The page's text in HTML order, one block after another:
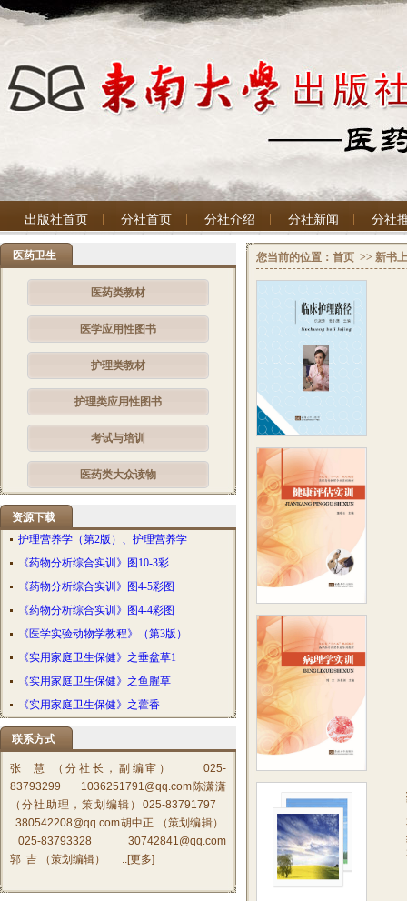
出版社首页 分社首页 分社介绍 分社新闻 分社
医药卫生
医药类教材
医学应用性图书
护理类教材
护理类应用性图书
考试与培训
医药类大众读物
资源下载
护理营养学（第2版）、护理营养学
《药物分析综合实训》图10-3彩
《药物分析综合实训》图4-5彩图
《药物分析综合实训》图4-4彩图
《医学实验动物学教程》（第3版）
《实用家庭卫生保健》之垂盆草1
《实用家庭卫生保健》之鱼腥草
《实用家庭卫生保健》之藿香
联系方式
张 慧 （分社长，副编审） 025-
83793299 1036251791@qq.com陈潇潇
（分社助理，策划编辑）025-83791797
380542208@qq.com胡中正 （策划编辑）
025-83793328 30742841@qq.com
郭 吉 （策划编辑） ..[更多]
您当前的位置： 首页 >> 新书